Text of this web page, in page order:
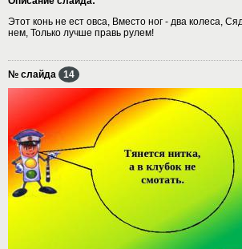
Этот конь не ест овса, Вместо ног - два колеса,
нем, Только лучше правь рулем!
№ слайда 14